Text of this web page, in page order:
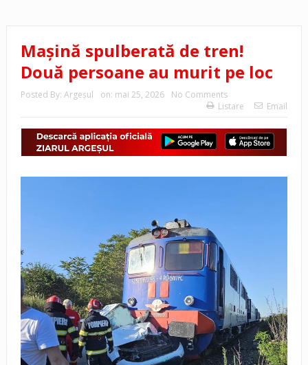
Mașină spulberată de tren!
Două persoane au murit pe loc
Posted By: Argeşul on: mai 25, 2026
No Comments
Listare
Email